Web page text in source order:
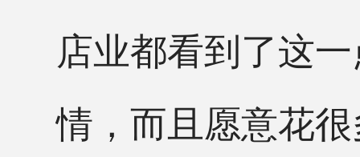
店业都看到了这
情，而且愿意花